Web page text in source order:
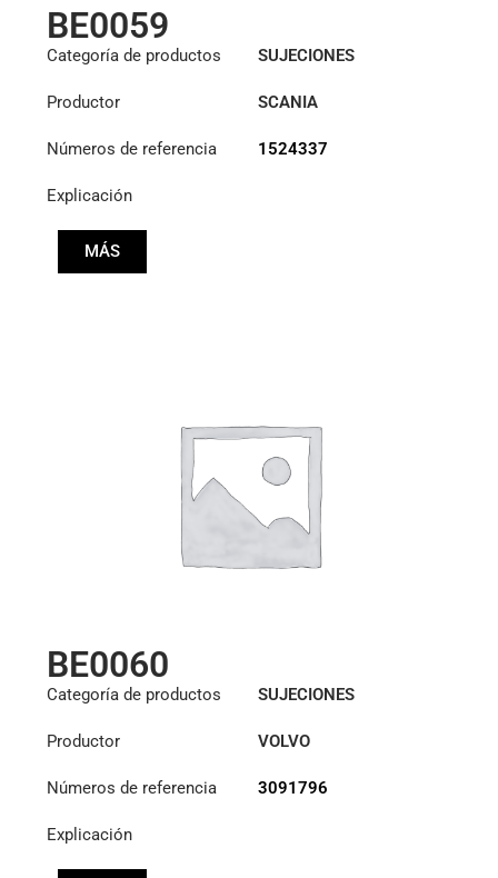
BE0059
Categoría de productos SUJECIONES
Productor SCANIA
Números de referencia 1524337
Explicación
MÁS
BE0060
Categoría de productos SUJECIONES
Productor VOLVO
Números de referencia 3091796
Explicación